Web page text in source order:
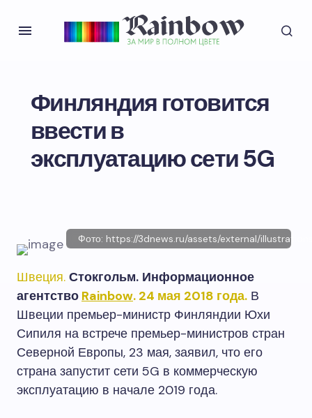
Финляндия готовится
ввести в
эксплуатацию сети 5G
Фото: https://3dnews.ru/assets/external/
Швеция. Стокгольм. Информационное
агентство Rainbow. 24 мая 2018 года. В
Швеции премьер-министр Финляндии Юхи
Сипиля на встрече премьер-министров стран
Северной Европы, 23 мая, заявил, что его
страна запустит сети 5G в коммерческую
эксплуатацию в начале 2019 года.